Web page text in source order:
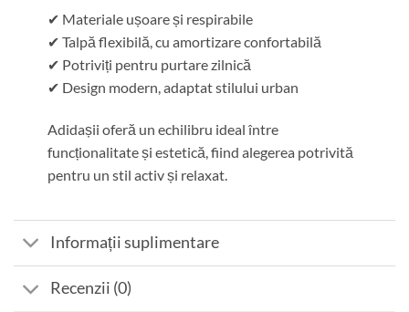
✔ Materiale ușoare și respirabile
✔ Talpă flexibilă, cu amortizare confortabilă
✔ Potriviți pentru purtare zilnică
✔ Design modern, adaptat stilului urban
Adidașii oferă un echilibru ideal între
funcționalitate și estetică, fiind alegerea potrivită
pentru un stil activ și relaxat.
Informații suplimentare
Recenzii (0)